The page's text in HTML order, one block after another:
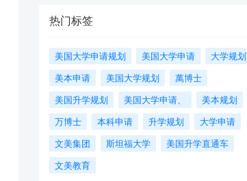
热门标签
美国大学申请规划 美国大学申请
大学规划
美本申请
美国大学规划
萬博士
美国升学规划
美国大学申请、
美本规划
万博士
本科申请 升学规划
大学申请
文美集团
斯坦福大学
美国升学直通车
文美教育